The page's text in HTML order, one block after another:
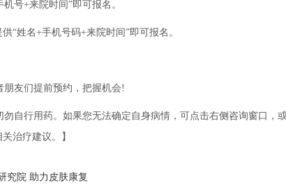
号+来院时间”即可报名。
姓名+手机号码+来院时间”即可报名。
友们提前预约，把握机会!
自行用药。如果您无法确定自身病情，可点击右侧咨询窗口，
治疗建议。】
究院 助力皮肤康复